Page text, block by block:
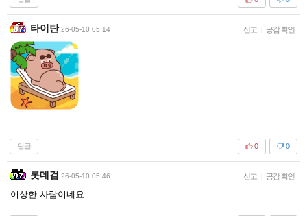
타이탄 26-05-10 05:14 신고 | 공감 확인
답글 0
0
롯데검 26-05-10 05:46 신고 | 공감 확인
이상한 사람이네요